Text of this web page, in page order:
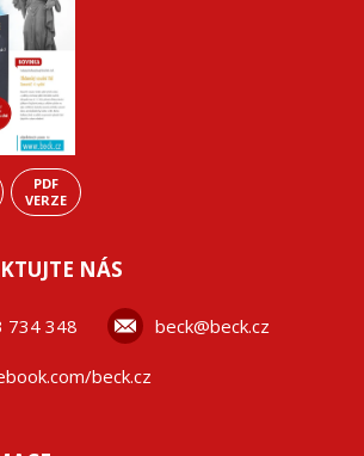
PDF
VERZE
NÁS
734 348 beck@beck.cz
beck.cz